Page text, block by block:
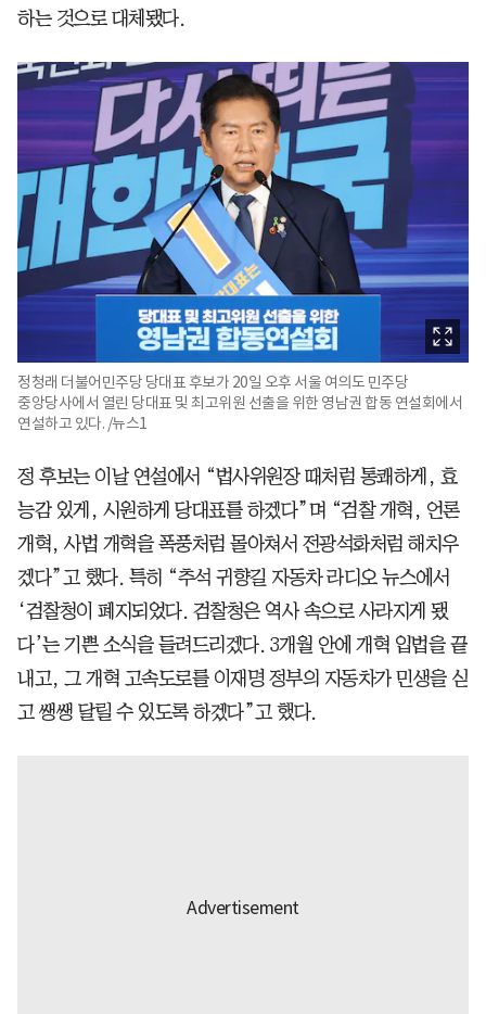
하는 것으로 대체됐다.
정청래 더불어민주당 당대표 후보가 20일 오후 서울 여의도 민주당
중앙당사에서 열린 당대표 및 최고위원 선출을 위한 영남권 합동 연설회에서
연설하고 있다. /뉴스1
정 후보는 이날 연설에서 “법사위원장 때처럼 통쾌하게, 효
능감 있게, 시원하게 당대표를 하겠다”며 “검찰 개혁, 언론
개혁, 사법 개혁을 폭풍처럼 몰아쳐서 전광석화처럼 해치우
겠다”고 했다. 특히 “추석 귀향길 자동차 라디오 뉴스에서
‘검찰청이 폐지되었다. 검찰청은 역사 속으로 사라지게 됐
다’는 기쁜 소식을 들려드리겠다. 3개월 안에 개혁 입법을 끝
내고, 그 개혁 고속도로를 이재명 정부의 자동차가 민생을 싣
고 쌩쌩 달릴 수 있도록 하겠다”고 했다.